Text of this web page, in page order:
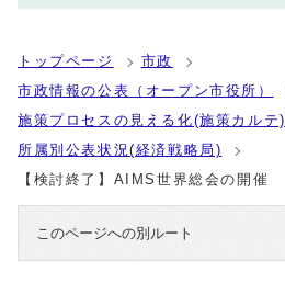
トップページ
市政
市政情報の公表（オープン市役所）
施策プロセスの見える化(施策カルテ)
所属別公表状況(経済戦略局)
【検討終了】AIMS世界総会の開催
このページへの別ルート